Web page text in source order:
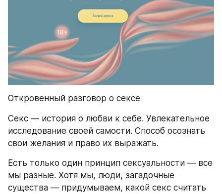
Откровенный разговор о сексе
Секс — история о любви к себе. Увлекательное
исследование своей самости. Способ осознать
свои желания и право их выражать.
Есть только один принцип сексуальности — все
мы разные. Хотя мы, люди, загадочные
существа — придумываем, какой секс считать